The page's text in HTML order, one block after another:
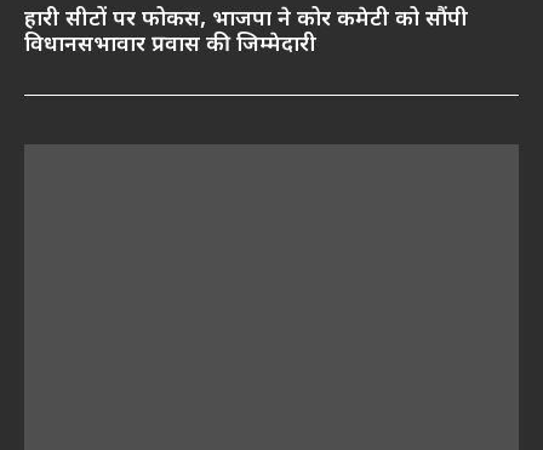
हारी सीटों पर फोकस, भाजपा ने कोर कमेटी को सौंपी
विधानसभावार प्रवास की जिम्मेदारी